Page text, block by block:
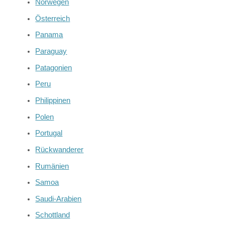
Norwegen
Österreich
Panama
Paraguay
Patagonien
Peru
Philippinen
Polen
Portugal
Rückwanderer
Rumänien
Samoa
Saudi-Arabien
Schottland